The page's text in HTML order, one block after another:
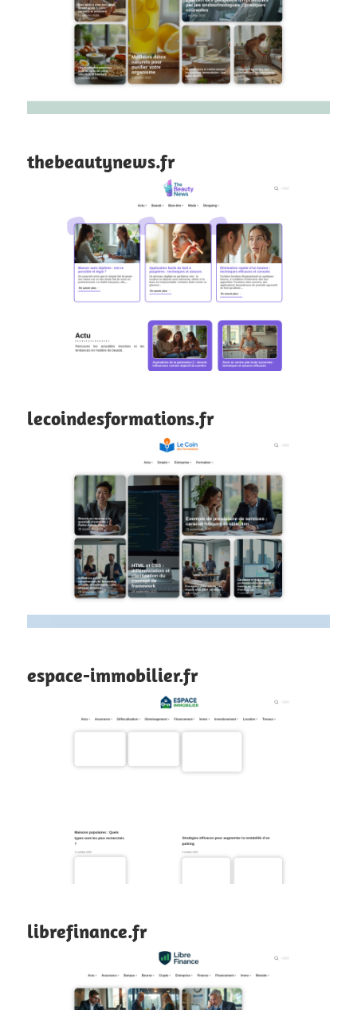
thebeautynews.fr
lecoindesformations.fr
espace-immobilier.fr
librefinance.fr